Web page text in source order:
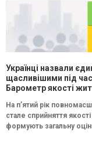
Українці назвали
щасливішими під
Барометр якості
На п’ятий рік
стале сприйняття
формують загальну